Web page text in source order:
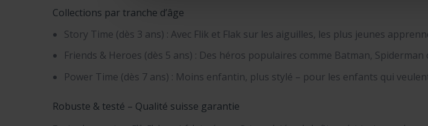
Collections par tranche d’âge
Story Time (dès 3 ans) : Avec Flik et Flak sur les aiguilles, les plus jeunes
Friends & Heroes (dès 5 ans) : Des héros populaires comme Batman,
Power Time (dès 7 ans) : Moins enfantin, plus stylé – pour les enfants qui
Robuste & testé – Qualité suisse garantie